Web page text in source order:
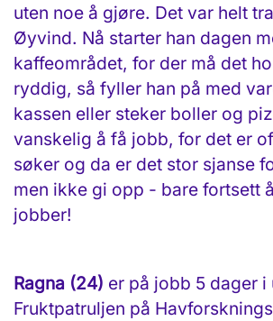
uten noe å gjøre. Det var helt
Øyvind. Nå starter han dagen
kaffeområdet, for der må det
ryddig, så fyller han på med
kassen eller steker boller og
vanskelig å få jobb, for det er
søker og da er det stor sjanse
men ikke gi opp - bare fortsett
jobber!
Ragna (24) er på jobb 5 dager i
Fruktpatruljen på